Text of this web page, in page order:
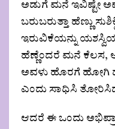
ಅಡುಗೆ ಮನೆ ಇವಿಷ್ಟೇ
ಬರುಬರುತ್ತಾ ಹೆಣ್ಣು
ಇರುವಿಕೆಯನ್ನು
ಹೆಣ್ಣೆಂದರೆ ಮನೆ ಕೆಲಸ,
ಅವಳು ಹೊರಗೆ ಹೋಗಿ
ಎಂದು ಸಾಧಿಸಿ
ಆದರೆ ಈ ಒಂದು